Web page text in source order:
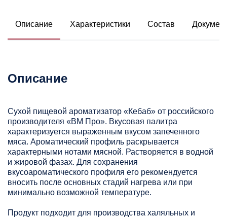
Описание Характеристики Состав
Описание
Сухой пищевой ароматизатор «Кебаб» от российского
производителя «ВМ Про». Вкусовая палитра
характеризуется выраженным вкусом запеченного
мяса. Ароматический профиль раскрывается
характерными нотами мясной. Растворяется в водной
и жировой фазах. Для сохранения
вкусоароматического профиля его рекомендуется
вносить после основных стадий нагрева или при
минимально возможной температуре.
Продукт подходит для производства халяльных и